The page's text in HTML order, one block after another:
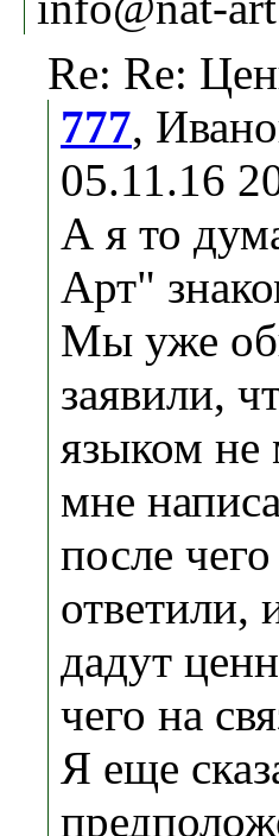
Re: Re:
777,
05.11.16
А я то
Арт"
Мы уже
заявили,
языком не
мне
после
ответили,
дадут
чего на
Я еще